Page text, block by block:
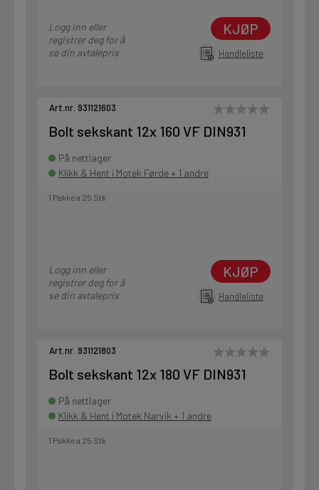
Logg inn eller
registrer deg for å
se din avtalepris
KJØP
Handleliste
Art.nr. 931121603
Bolt sekskant 12x 160 VF DIN931
På nettlager
Klikk & Hent i Motek Førde + 1 andre
1 Pakke a 25 Stk
Logg inn eller
registrer deg for å
se din avtalepris
KJØP
Handleliste
Art.nr. 931121803
Bolt sekskant 12x 180 VF DIN931
På nettlager
Klikk & Hent i Motek Narvik + 1 andre
1 Pakke a 25 Stk